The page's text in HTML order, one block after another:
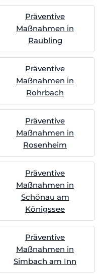
Präventive
Maßnahmen in
Raubling
Präventive
Maßnahmen in
Rohrbach
Präventive
Maßnahmen in
Rosenheim
Präventive
Maßnahmen in
Schönau am
Königssee
Präventive
Maßnahmen in
Simbach am Inn